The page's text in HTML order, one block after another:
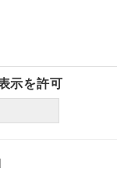
示を許可